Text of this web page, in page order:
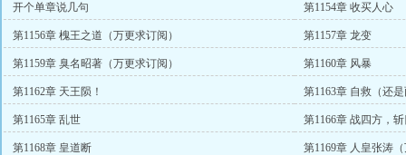
开个单章说几句 第1154章 收买人心
第1156章 槐王之道（万更求订阅） 第1157章 龙变
第1159章 臭名昭著（万更求订阅） 第1160章 风暴
第1162章 天王陨！ 第1163章 自救（还
第1165章 乱世 第1166章 战四方，
第1168章 皇道断 第1169章 人皇张涛